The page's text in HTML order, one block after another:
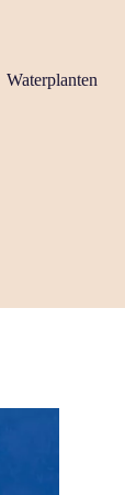
Waterplanten